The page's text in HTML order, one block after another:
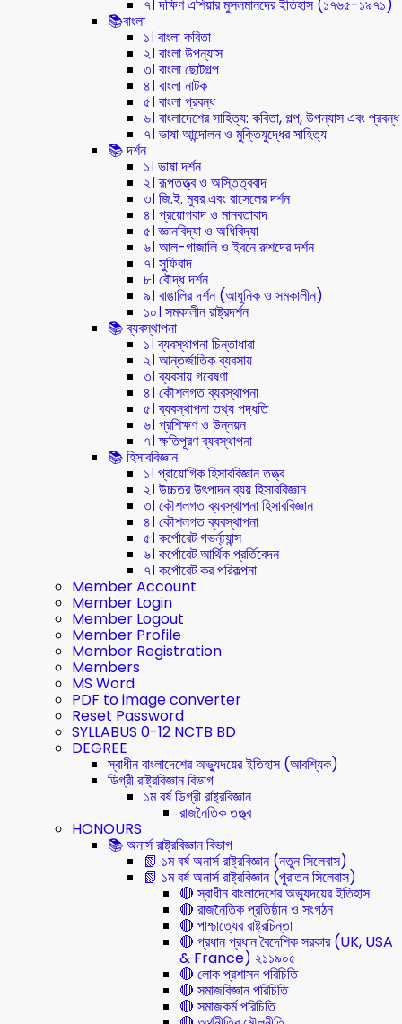
৭। দক্ষিণ এশিয়ার মুসলমানদের ইতিহাস (১৭৬৫-১৯৭১)
📚বাংলা
১। বাংলা কবিতা
২। বাংলা উপন্যাস
৩। বাংলা ছোটগল্প
৪। বাংলা নাটক
৫। বাংলা প্রবন্ধ
৬। বাংলাদেশের সাহিত্য: কবিতা, গল্প, উপন্যাস এবং প্রবন্ধ
৭। ভাষা আন্দোলন ও মুক্তিযুদ্ধের সাহিত্য
📚 দর্শন
১। ভাষা দর্শন
২। রূপতত্ত্ব ও অস্তিত্ববাদ
৩। জি.ই. ম্যুর এবং রাসেলের দর্শন
৪। প্রয়োগবাদ ও মানবতাবাদ
৫। জ্ঞানবিদ্যা ও অধিবিদ্যা
৬। আল-গাজালি ও ইবনে রুশদের দর্শন
৭। সুফিবাদ
৮। বৌদ্ধ দর্শন
৯। বাঙালির দর্শন (আধুনিক ও সমকালীন)
১০। সমকালীন রাষ্ট্রদর্শন
📚 ব্যবস্থাপনা
১। ব্যবস্থাপনা চিন্তাধারা
২। আন্তর্জাতিক ব্যবসায়
৩। ব্যবসায় গবেষণা
৪। কৌশলগত ব্যবস্থাপনা
৫। ব্যবস্থাপনা তথ্য পদ্ধতি
৬। প্রশিক্ষণ ও উন্নয়ন
৭। ক্ষতিপূরণ ব্যবস্থাপনা
📚 হিসাববিজ্ঞান
১। প্রায়োগিক হিসাববিজ্ঞান তত্ত্ব
২। উচ্চতর উৎপাদন ব্যয় হিসাববিজ্ঞান
৩। কৌশলগত ব্যবস্থাপনা হিসাববিজ্ঞান
৪। কৌশলগত ব্যবস্থাপনা
৫। কর্পোরেট গভর্ন্য্যান্স
৬। কর্পোরেট আর্থিক প্রর্তিবেদন
৭। কর্পোরেট কর পরিকল্পনা
Member Account
Member Login
Member Logout
Member Profile
Member Registration
Members
MS Word
PDF to image converter
Reset Password
SYLLABUS 0-12 NCTB BD
DEGREE
স্বাধীন বাংলাদেশের অভ্যুদয়ের ইতিহাস (আবশ্যিক)
ডিগ্রী রাষ্ট্রবিজ্ঞান বিভাগ
১ম বর্ষ ডিগ্রী রাষ্ট্রবিজ্ঞান
রাজনৈতিক তত্ত্ব
HONOURS
📚 অনার্স রাষ্ট্রবিজ্ঞান বিভাগ
📗 ১ম বর্ষ অনার্স রাষ্ট্রবিজ্ঞান (নতুন সিলেবাস)
📗 ১ম বর্ষ অনার্স রাষ্ট্রবিজ্ঞান (পুরাতন সিলেবাস)
🔴 স্বাধীন বাংলাদেশের অভ্যুদয়ের ইতিহাস
🔴 রাজনৈতিক প্রতিষ্ঠান ও সংগঠন
🔴 পাশ্চাত্যের রাষ্ট্রচিন্তা
🔴 প্রধান প্রধান বৈদেশিক সরকার (UK, USA
& France) ২১১৯০৫
🔴 লোক প্রশাসন পরিচিতি
🔴 সমাজবিজ্ঞান পরিচিতি
🔴 সমাজকর্ম পরিচিতি